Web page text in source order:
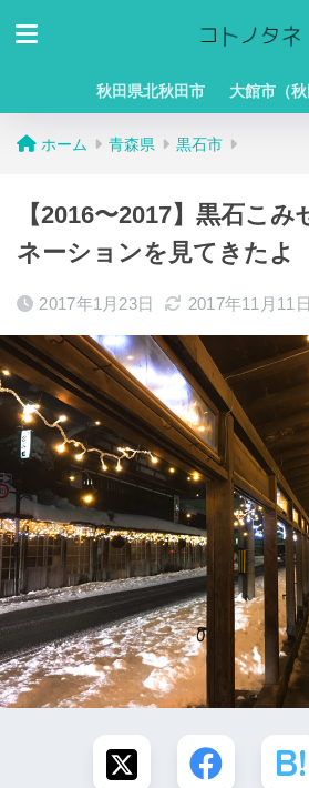
秋田県北秋田市 大館市（秋
ホーム 青森県 黒石市
【2016〜2017】黒石こ
ネーションを見てきたよ
2017年1月23日 2017年11月11日